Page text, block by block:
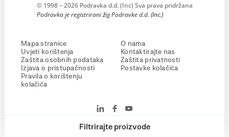
Filtrirajte proizvode
© 1998 – 2026 Podravka d.d. (Inc) Sva prava pridržana
Podravka je registrirani žig Podravke d.d. (Inc.)
Mapa stranice
Uvjeti korištenja
Zaštita osobnih podataka
Izjava o pristupačnosti
Pravila o korištenju
kolačića
O nama
Kontaktirajte nas
Zaštita privatnosti
Postavke kolačića